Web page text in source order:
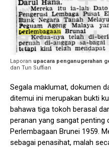
Laporan upacara penganugerahan
dan Tun Suffian
Segala maklumat, dokumen
ditemui ini merupakan bukti
bahawa tiga tokoh berasal
peranan yang sangat penting
Perlembagaan Brunei 1959.
sebagai penasihat, malah